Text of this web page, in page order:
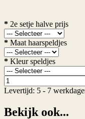
* 2e setje halve prijs
* Maat haarspeldjes
* Kleur speldjes
Levertijd: 5 - 7
Bekijk ook...